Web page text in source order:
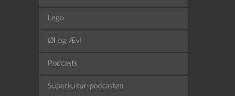
Lego
Øl og Ævl
Podcasts
Superkultur-podcasten